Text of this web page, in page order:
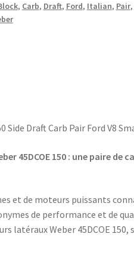
, Carb, Draft, Ford, Italian, Pair,
Side Draft Carb Pair Ford V8
45DCOE 150 : une paire de
et de moteurs puissants
de performance et de
latéraux Weber 45DCOE